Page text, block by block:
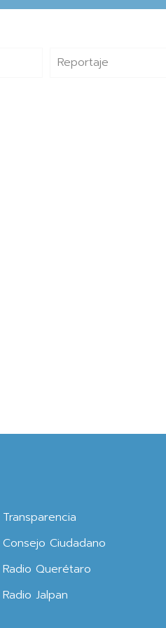
Reportaje
Transparencia
Consejo Ciudadano
Radio Querétaro
Radio Jalpan